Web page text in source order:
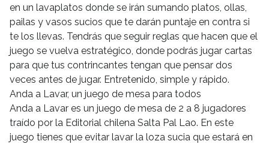
en un lavaplatos donde se irán sumando platos, ollas,
pailas y vasos sucios que te darán puntaje en contra si
te los llevas. Tendrás que seguir reglas que hacen que el
juego se vuelva estratégico, donde podrás jugar cartas
para que tus contrincantes tengan que pensar dos
veces antes de jugar. Entretenido, simple y rápido.
Anda a Lavar, un juego de mesa para todos
Anda a Lavar es un juego de mesa de 2 a 8 jugadores
traído por la Editorial chilena Salta Pal Lao. En este
juego tienes que evitar lavar la loza sucia que estará en